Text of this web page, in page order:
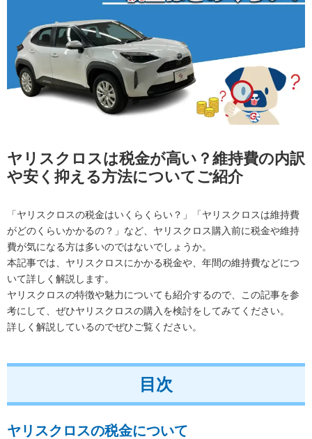
ヤリスクロスは税金が高い？維持費の内訳
や安く抑える方法についてご紹介
「ヤリスクロスの税金はいくらくらい？」「ヤリスクロスは維持費
がどのくらいかかるの？」など、ヤリスクロス購入前に税金や維持
費が気になる方は多いのではないでしょうか。
本記事では、ヤリスクロスにかかる税金や、年間の維持費などにつ
いて詳しく解説します。
ヤリスクロスの特徴や魅力についても紹介するので、この記事を参
考にして、ぜひヤリスクロスの購入を検討をしてみてください。
詳しく解説しているのでぜひご覧ください。
目次
ヤリスクロスの税金について